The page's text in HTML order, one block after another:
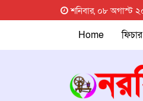
শনিবার, ০৮ অগাস্ট
Home